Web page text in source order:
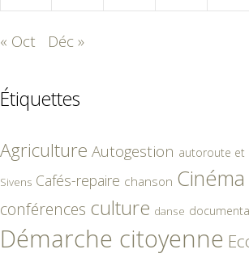
« Oct Déc »
Étiquettes
Agriculture Autogestion autoroute et
Sivens Cafés-repaire chanson Cinéma
conférences culture danse
Démarche citoyenne